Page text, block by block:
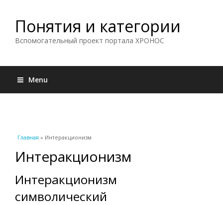
Понятия и категории
Вспомогательный проект портала ХРОНОС
Menu
Вы здесь
Главная » Интеракционизм
Интеракционизм
Интеракционизм
символический